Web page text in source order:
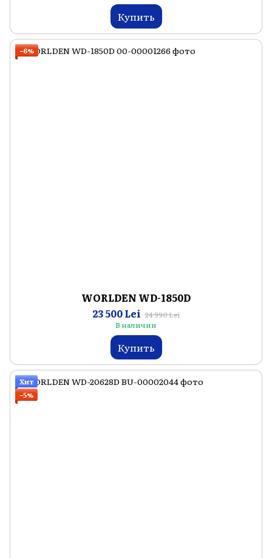
Купить
−6%
WORLDEN WD-1850D
23 500 Lei 24 990 Lei
В наличии
Купить
Хит
−5%